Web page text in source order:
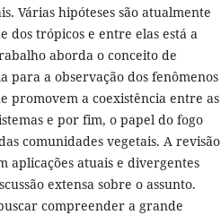
Várias hipóteses são atualmente
dos trópicos e entre elas está a
aborda o conceito de
para a observação dos fenômenos
promovem a coexistência entre as
e por fim, o papel do fogo
comunidades vegetais. A revisão
aplicações atuais e divergentes
extensa sobre o assunto.
compreender a grande